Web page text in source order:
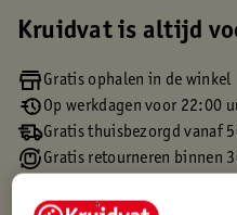
Kruidvat is altijd
Gratis ophalen in de winkel
Op werkdagen voor 22:00
Gratis thuisbezorgd vanaf
Gratis retourneren binnen